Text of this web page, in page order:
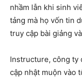
nhầm lẫn khi sinh
tảng mà họ vốn tin
truy cập bài giảng
Instructure, công ty
cập nhật muộn vào